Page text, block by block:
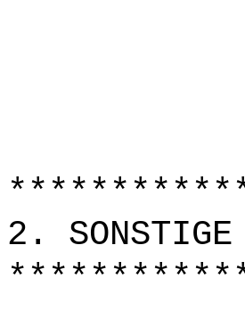
2. SONSTIGE